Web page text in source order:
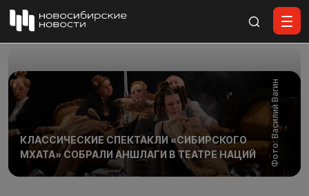
Фото: Василий Вагин
КЛАССИЧЕСКИЕ СПЕКТАКЛИ «СИБИРСКОГО
МХАТА» СОБРАЛИ АНШЛАГИ В ТЕАТРЕ НАЦИЙ